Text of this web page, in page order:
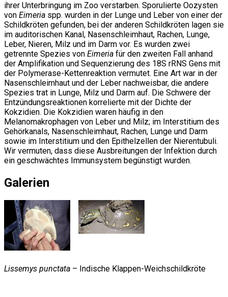
ihrer Unterbringung im Zoo verstarben. Sporulierte Oozysten
von Eimeria spp. wurden in der Lunge und Leber von einer der
Schildkröten gefunden, bei der anderen Schildkröten lagen sie
im auditorischen Kanal, Nasenschleimhaut, Rachen, Lunge,
Leber, Nieren, Milz und im Darm vor. Es wurden zwei
getrennte Spezies von Eimeria für den zweiten Fall anhand
der Amplifikation und Sequenzierung des 18S rRNS Gens mit
der Polymerase-Kettenreaktion vermutet. Eine Art war in der
Nasenschleimhaut und der Leber nachweisbar, die andere
Spezies trat in Lunge, Milz und Darm auf. Die Schwere der
Entzündungsreaktionen korrelierte mit der Dichte der
Kokzidien. Die Kokzidien waren häufig in den
Melanomakrophagen von Leber und Milz; im Interstitium des
Gehörkanals, Nasenschleimhaut, Rachen, Lunge und Darm
sowie im Interstitium und den Epithelzellen der Nierentubuli.
Wir vermuten, dass diese Ausbreitungen der Infektion durch
ein geschwächtes Immunsystem begünstigt wurden.
Galerien
Lissemys punctata – Indische Klappen-Weichschildkröte